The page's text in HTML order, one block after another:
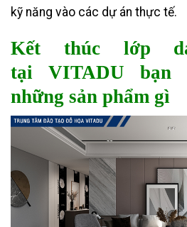
kỹ năng vào các dự án thực tế.
Kết thúc lớp
tại VITADU bạn
những sản phẩm gì